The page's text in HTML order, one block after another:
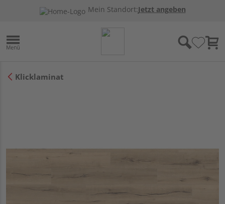
Mein Standort:Jetzt angeben
Klicklaminat